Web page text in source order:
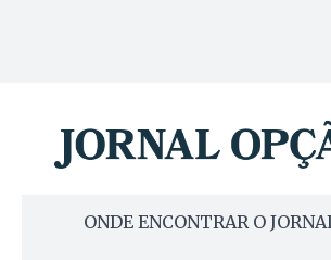
ONDE ENCONTRAR O